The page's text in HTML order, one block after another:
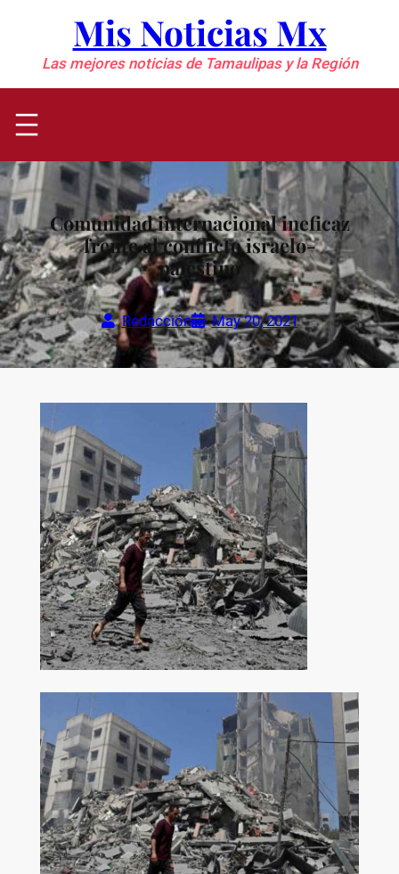
contenido
Mis Noticias Mx
Las mejores noticias de Tamaulipas y la Región
Comunidad internacional ineficaz
frente al conflicto israelo-
palestino
Redacción May 20, 2021